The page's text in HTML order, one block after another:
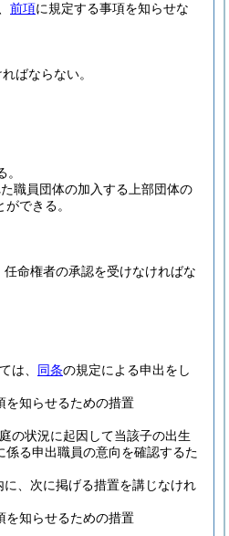
前項に規定する事項を知らせな
ばならない。
職員団体の加入する上部団体の
できる。
命権者の承認を受けなければな
は、 同条の規定による申出をし
を知らせるための措置
の状況に起因して当該子の出生
る申出職員の意向を確認するた
、次に掲げる措置を講じなけれ
を知らせるための措置